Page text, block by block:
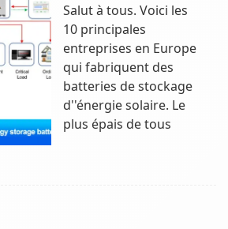
Salut à tous. Voici les
10 principales
entreprises en Europe
qui fabriquent des
batteries de stockage
d''énergie solaire. Le
plus épais de tous